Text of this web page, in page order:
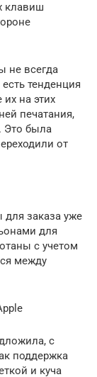
клавиш
не всегда
тенденция
на этих
печатания,
Это была
от
для заказа уже
для
с учетом
между
с
поддержка
и куча